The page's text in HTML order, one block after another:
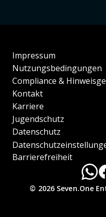
Impressum
Nutzungsbedingungen
Compliance &
Kontakt
Karriere
Jugendschutz
Datenschutz
Barrierefreiheit
© 2026 Seven.One